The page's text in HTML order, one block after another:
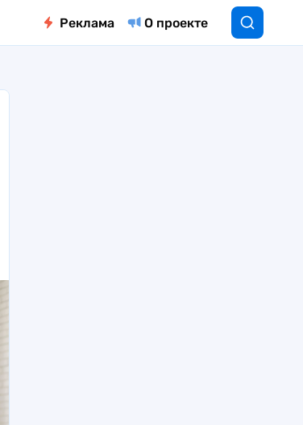
Реклама О проекте